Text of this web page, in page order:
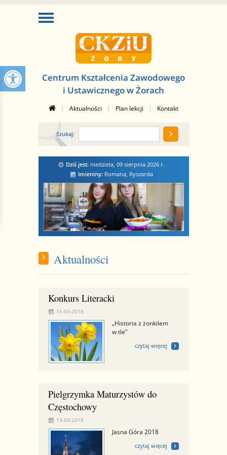
Centrum Kształcenia Zawodowego
i Ustawicznego w Żorach
| Aktualności | Plan lekcji | Kontakt
Szukaj:
Dziś jest: niedziela, 09 sierpnia 2026r.
Imieniny:Romana, Ryszarda
Aktualności
Konkurs Literacki
15-03-2018
„Historia z żonkilem
w tle”
czytaj więcej
Pielgrzymka Maturzystów do
Częstochowy
13-03-2018
Jasna Góra 2018
czytaj więcej